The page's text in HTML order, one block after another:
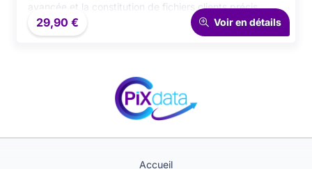
avancée et la constitution de fichiers clients précis.
Cette ressource fiable et structurée offre un accès
direct à l’ensemble des codes postaux italiens, facilitant
29,90 € Voir en détails
Accueil